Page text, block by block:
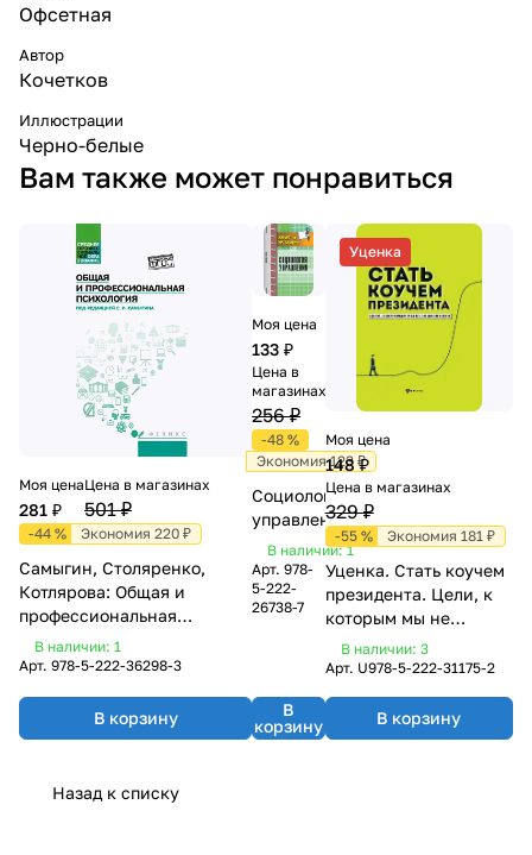
Офсетная
Автор
Кочетков
Иллюстрации
Черно-белые
Вам также может понравиться
Моя цена
281 ₽
Цена в магазинах
501 ₽
-44 % Экономия 220 ₽
Самыгин, Столяренко,
Котлярова: Общая и
профессиональная
психология. Учебное
пособие (298-3)
В наличии: 1
Арт. 978-5-222-36298-3
В корзину
Моя цена
133 ₽
Цена в
магазинах
256 ₽
-48 %
Экономия 123 ₽
Социология
управления
В наличии: 1
Арт.978-
5-222-
26738-7
В
корзину
Уценка
Моя цена
148 ₽
Цена в магазинах
329 ₽
-55 % Экономия 181 ₽
Уценка. Стать коучем
президента. Цели, к
которым мы не
боимся идти (-31175-2)
В наличии: 3
Арт. U978-5-222-31175-2
В корзину
Назад к списку